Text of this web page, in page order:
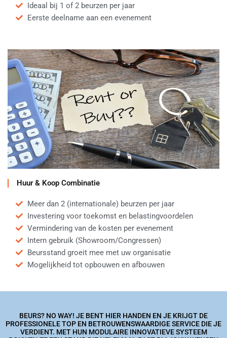
Ideaal bij 1 of 2 beurzen per jaar
Eerste deelname aan een evenement
Huur & Koop Combinatie
Meer dan 2 (internationale) beurzen per jaar
Investering voor toekomst en belastingvoordelen
Vermindering van de kosten per evenement
Intern gebruik (Showroom/Congressen)
Beursstand groeit mee met uw organisatie
Mogelijkheid tot opbouwen en afbouwen
BEURS? NO WAY! JE BENT HIER HANDEN EN JE KRIJGT DE
PROFESSIONELE TOP EN BETROUWENSWAARDIGE SERVICE DIE JE
VERDIENT. MET HUN MODULAIRE INNOVATIEVE SYSTEEM